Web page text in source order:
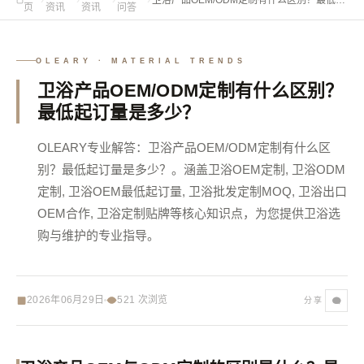
页 资讯 资讯 问答
OLEARY · MATERIAL TRENDS
卫浴产品OEM/ODM定制有什么区别？
最低起订量是多少？
OLEARY专业解答：卫浴产品OEM/ODM定制有什么区
别？最低起订量是多少？。涵盖卫浴OEM定制, 卫浴ODM
定制, 卫浴OEM最低起订量, 卫浴批发定制MOQ, 卫浴出口
OEM合作, 卫浴定制贴牌等核心知识点，为您提供卫浴选
购与维护的专业指导。
2026年06月29日 521 次浏览 分享